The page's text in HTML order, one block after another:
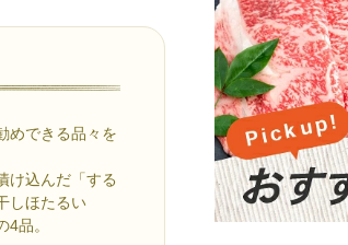
めできる品々を
け込んだ「する
しほたるい
品。